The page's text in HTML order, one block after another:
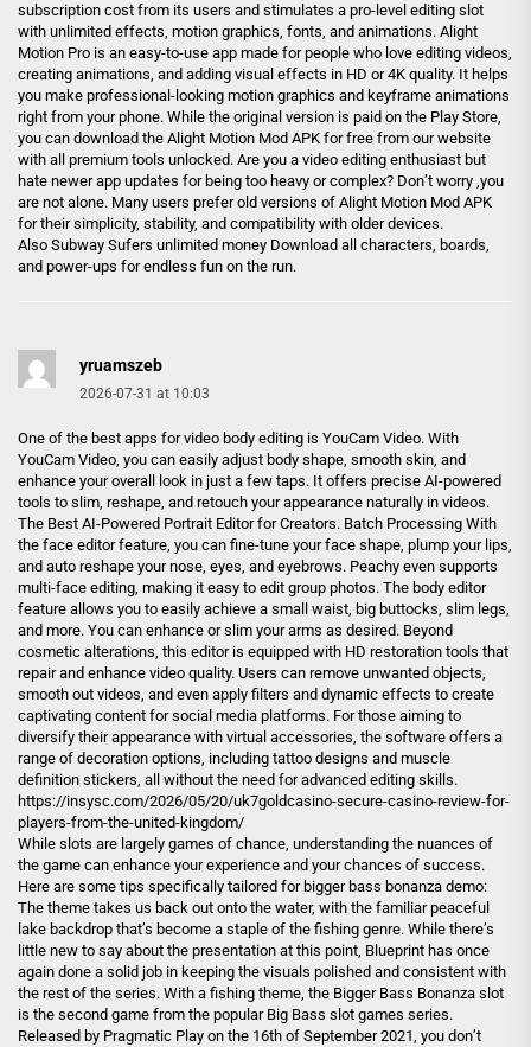
subscription cost from its users and stimulates a pro-level editing slot
with unlimited effects, motion graphics, fonts, and animations. Alight
Motion Pro is an easy-to-use app made for people who love editing videos,
creating animations, and adding visual effects in HD or 4K quality. It helps
you make professional-looking motion graphics and keyframe animations
right from your phone. While the original version is paid on the Play Store,
you can download the Alight Motion Mod APK for free from our website
with all premium tools unlocked. Are you a video editing enthusiast but
hate newer app updates for being too heavy or complex? Don’t worry ,you
are not alone. Many users prefer old versions of Alight Motion Mod APK
for their simplicity, stability, and compatibility with older devices.
Also Subway Sufers unlimited money Download all characters, boards,
and power-ups for endless fun on the run.
yruamszeb
2026-07-31 at 10:03
One of the best apps for video body editing is YouCam Video. With
YouCam Video, you can easily adjust body shape, smooth skin, and
enhance your overall look in just a few taps. It offers precise AI-powered
tools to slim, reshape, and retouch your appearance naturally in videos.
The Best AI-Powered Portrait Editor for Creators. Batch Processing With
the face editor feature, you can fine-tune your face shape, plump your lips,
and auto reshape your nose, eyes, and eyebrows. Peachy even supports
multi-face editing, making it easy to edit group photos. The body editor
feature allows you to easily achieve a small waist, big buttocks, slim legs,
and more. You can enhance or slim your arms as desired. Beyond
cosmetic alterations, this editor is equipped with HD restoration tools that
repair and enhance video quality. Users can remove unwanted objects,
smooth out videos, and even apply filters and dynamic effects to create
captivating content for social media platforms. For those aiming to
diversify their appearance with virtual accessories, the software offers a
range of decoration options, including tattoo designs and muscle
definition stickers, all without the need for advanced editing skills.
https://insysc.com/2026/05/20/uk7goldcasino-secure-casino-review-for-
players-from-the-united-kingdom/
While slots are largely games of chance, understanding the nuances of
the game can enhance your experience and your chances of success.
Here are some tips specifically tailored for bigger bass bonanza demo:
The theme takes us back out onto the water, with the familiar peaceful
lake backdrop that’s become a staple of the fishing genre. While there’s
little new to say about the presentation at this point, Blueprint has once
again done a solid job in keeping the visuals polished and consistent with
the rest of the series. With a fishing theme, the Bigger Bass Bonanza slot
is the second game from the popular Big Bass slot games series.
Released by Pragmatic Play on the 16th of September 2021, you don’t